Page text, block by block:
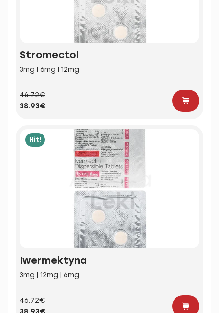
Stromectol
3mg | 6mg | 12mg
46.72€
38.93€
Hit!
Iwermektyna
3mg | 12mg | 6mg
46.72€
38.93€